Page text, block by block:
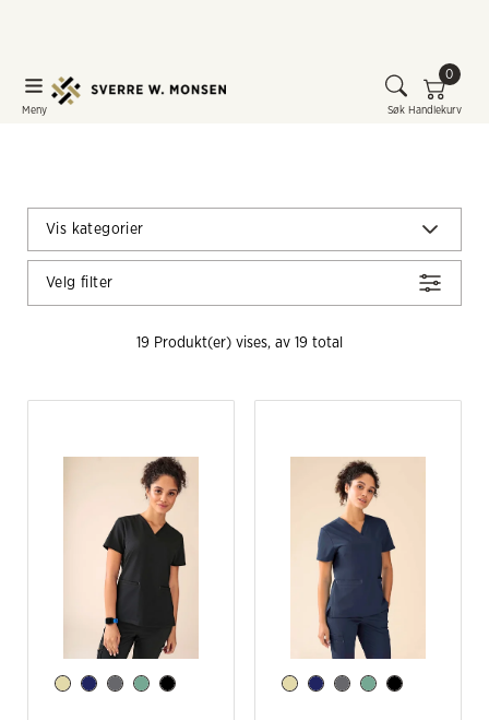
Søk
Meny
0
Handlekurv
Vis kategorier
Velg filter
19 Produkt(er) vises, av 19 total